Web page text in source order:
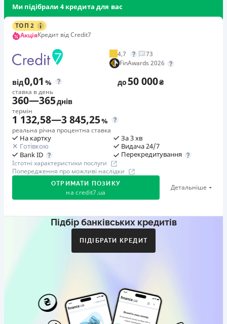
Ми підібрали 4 кредита для вас
ТОП 2
АкціяКредит від Credit7
4,7
73
FinAwards 2026
від0,01 %
ставка в день
до50 000₴
360—365днів
термін
1 132,58—3 845,25%
реальна річна процентна ставка
На картку
Готівкою
Bank ID
За 3 хв
Видача 24/7
Перекредитування
Істотні характеристики послуги
Попередження про можливі наслідки
ОТРИМАТИ ПОЗИКУ
на credit7.ua
Детальніше
Акція: «Кешбек за друга»
Коли друг реєструється та отримує перший кредит
Бронзовий призер FinAwards 2026 «Найкраща програма
лояльності»
Підбір банківських кредитів
ПІДІБРАТИ КРЕДИТ